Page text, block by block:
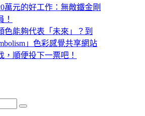
萬元的好工作：無敵鐵金剛
！
色能夠代表「未來」？到
」色彩感覺共享網站
，順便投下一票吧！
Search